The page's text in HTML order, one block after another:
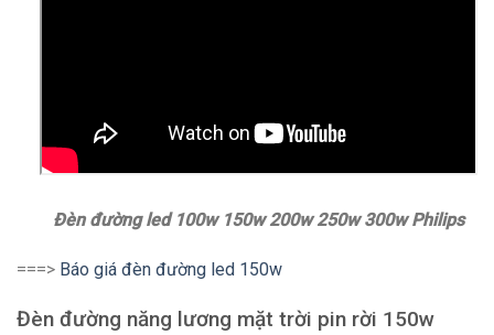
Đèn đường led 100w 150w 200w 250w 300w Philips
===> Báo giá đèn đường led 150w
Đèn đường năng lương mặt trời pin rời 150w